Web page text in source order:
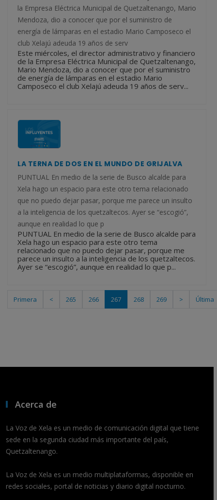
la Empresa Eléctrica Municipal de Quetzaltenango, Mario
Mendoza, dio a conocer que por el suministro de
energía de lámparas en el estadio Mario Camposeco el
club Xelajú adeuda 19 años de serv
Este miércoles, el director administrativo y financiero
de la Empresa Eléctrica Municipal de Quetzaltenango,
Mario Mendoza, dio a conocer que por el suministro
de energía de lámparas en el estadio Mario
Camposeco el club Xelajú adeuda 19 años de serv...
LA TERNA DE DOS EN EL MUNDO DE GRIJALVA
PUNTUAL En medio de la serie de Busco alcalde para
Xela hago un espacio para este otro tema relacionado
que no puedo dejar pasar, porque me parece un insulto
a la inteligencia de los quetzaltecos. Ayer se “escogió”,
aunque en realidad lo que p
PUNTUAL En medio de la serie de Busco alcalde para
Xela hago un espacio para este otro tema
relacionado que no puedo dejar pasar, porque me
parece un insulto a la inteligencia de los quetzaltecos.
Ayer se “escogió”, aunque en realidad lo que p...
Primera < 265 266 267 268 269 > Última
Acerca de
La Voz de Xela es un medio de comunicación digital que tiene
sede en la segunda ciudad más importante del país,
Quetzaltenango.
La Voz de Xela es un medio multiplataformas, disponible en
redes sociales, portal de noticias y diario digital nocturno.